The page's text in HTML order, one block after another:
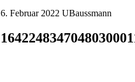
6. Februar 2022 UBaussmann